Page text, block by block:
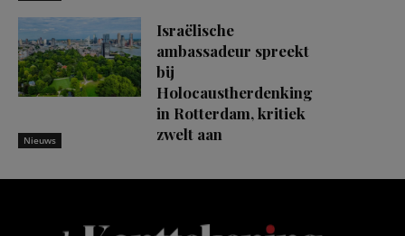
Nieuws
Israëlische
ambassadeur spreekt
bij
Holocaustherdenking
in Rotterdam, kritiek
zwelt aan